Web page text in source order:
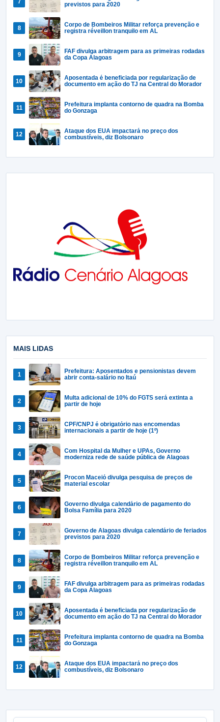
previstos para 2020
Corpo de Bombeiros Militar reforça prevenção e
registra réveillon tranquilo em AL
FAF divulga arbitragem para as primeiras rodadas
da Copa Alagoas
Aposentada é beneficiada por regularização de
documento em ação do TJ na Central do Morador
Prefeitura implanta contorno de quadra na Bomba
do Gonzaga
Ataque dos EUA impactará no preço dos
combustíveis, diz Bolsonaro
MAIS LIDAS
Prefeitura: Aposentados e pensionistas devem
abrir conta-salário no Itaú
Multa adicional de 10% do FGTS será extinta a
partir de hoje
CPF/CNPJ é obrigatório nas encomendas
internacionais a partir de hoje (1º)
Com Hospital da Mulher e UPAs, Governo
moderniza rede de saúde pública de Alagoas
Procon Maceió divulga pesquisa de preços de
material escolar
Governo divulga calendário de pagamento do
Bolsa Família para 2020
Governo de Alagoas divulga calendário de feriados
previstos para 2020
Corpo de Bombeiros Militar reforça prevenção e
registra réveillon tranquilo em AL
FAF divulga arbitragem para as primeiras rodadas
da Copa Alagoas
Aposentada é beneficiada por regularização de
documento em ação do TJ na Central do Morador
Prefeitura implanta contorno de quadra na Bomba
do Gonzaga
Ataque dos EUA impactará no preço dos
combustíveis, diz Bolsonaro